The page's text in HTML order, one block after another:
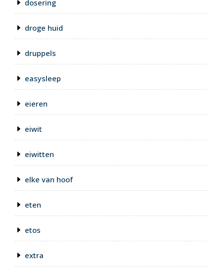
dosering
droge huid
druppels
easysleep
eieren
eiwit
eiwitten
elke van hoof
eten
etos
extra